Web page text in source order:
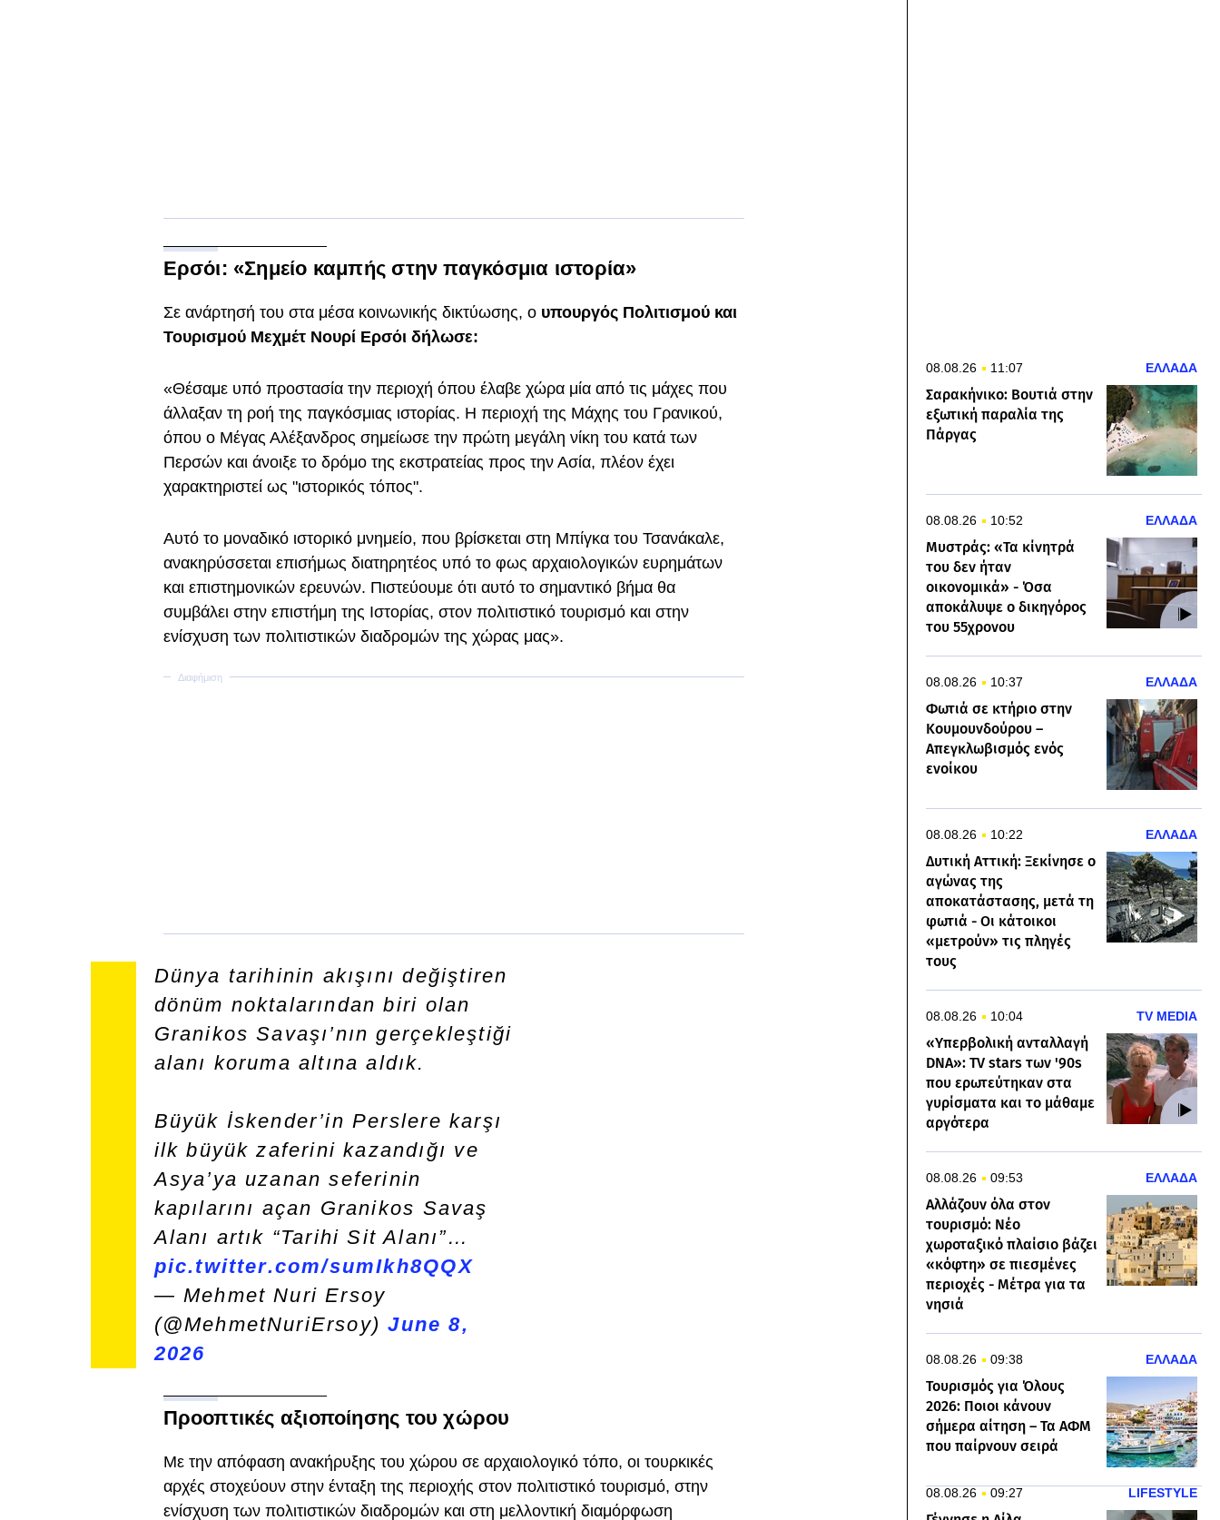
Ερσόι: «Σημείο καμπής στην παγκόσμια ιστορία»
Σε ανάρτησή του στα μέσα κοινωνικής δικτύωσης, ουπουργός Πολιτισμού και
Τουρισμού Μεχμέτ Νουρί Ερσόι δήλωσε:
«Θέσαμε υπό προστασία την περιοχή όπου έλαβε χώρα μία από τις μάχες που
άλλαξαν τη ροή της παγκόσμιας ιστορίας. Η περιοχή της Μάχης του Γρανικού,
όπου ο Μέγας Αλέξανδρος σημείωσε την πρώτη μεγάλη νίκη του κατά των
Περσών και άνοιξε το δρόμο της εκστρατείας προς την Ασία, πλέον έχει
χαρακτηριστεί ως "ιστορικός τόπος".
Αυτό το μοναδικό ιστορικό μνημείο, που βρίσκεται στη Μπίγκα του Τσανάκαλε,
ανακηρύσσεται επισήμως διατηρητέος υπό το φως αρχαιολογικών ευρημάτων
και επιστημονικών ερευνών. Πιστεύουμε ότι αυτό το σημαντικό βήμα θα
συμβάλει στην επιστήμη της Ιστορίας, στον πολιτιστικό τουρισμό και στην
ενίσχυση των πολιτιστικών διαδρομών της χώρας μας».
Dünya tarihinin akışını değiştiren
dönüm noktalarından biri olan
Granikos Savaşı’nın gerçekleştiği
alanı koruma altına aldık.
Büyük İskender’in Perslere karşı
ilk büyük zaferini kazandığı ve
Asya’ya uzanan seferinin
kapılarını açan Granikos Savaş
Alanı artık “Tarihi Sit Alanı”…
pic.twitter.com/sumIkh8QQX
— Mehmet Nuri Ersoy
(@MehmetNuriErsoy)June 8,
2026
Προοπτικές αξιοποίησης του χώρου
Με την απόφαση ανακήρυξης του χώρου σε αρχαιολογικό τόπο, οι τουρκικές
αρχές στοχεύουν στην ένταξη της περιοχής στον πολιτιστικό τουρισμό, στην
ενίσχυση των πολιτιστικών διαδρομών και στη μελλοντική διαμόρφωση
08.08.26 11:07 ΕΛΛΑΔΑ
Σαρακήνικο: Βουτιά στην
εξωτική παραλία της
Πάργας
08.08.26 10:52 ΕΛΛΑΔΑ
Μυστράς: «Τα κίνητρά
του δεν ήταν
οικονομικά» - Όσα
αποκάλυψε ο δικηγόρος
του 55χρονου
08.08.26 10:37 ΕΛΛΑΔΑ
Φωτιά σε κτήριο στην
Κουμουνδούρου –
Απεγκλωβισμός ενός
ενοίκου
08.08.26 10:22 ΕΛΛΑΔΑ
Δυτική Αττική: Ξεκίνησε ο
αγώνας της
αποκατάστασης, μετά τη
φωτιά - Οι κάτοικοι
«μετρούν» τις πληγές
τους
08.08.26 10:04 TV MEDIA
«Υπερβολική ανταλλαγή
DNA»: TV stars των '90s
που ερωτεύτηκαν στα
γυρίσματα και το μάθαμε
αργότερα
08.08.26 09:53 ΕΛΛΑΔΑ
Αλλάζουν όλα στον
τουρισμό: Νέο
χωροταξικό πλαίσιο βάζει
«κόφτη» σε πιεσμένες
περιοχές - Μέτρα για τα
νησιά
08.08.26 09:38 ΕΛΛΑΔΑ
Τουρισμός για Όλους
2026: Ποιοι κάνουν
σήμερα αίτηση – Τα ΑΦΜ
που παίρνουν σειρά
08.08.26 09:27 LIFESTYLE